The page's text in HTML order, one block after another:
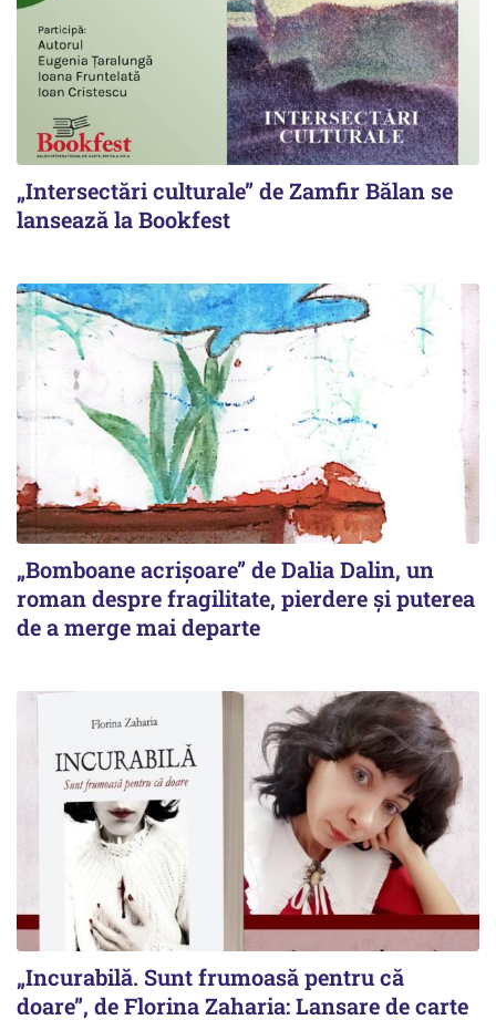
„Intersectări culturale” de Zamfir Bălan se
lansează la Bookfest
„Bomboane acrișoare” de Dalia Dalin, un
roman despre fragilitate, pierdere și puterea
de a merge mai departe
„Incurabilă. Sunt frumoasă pentru că
doare”, de Florina Zaharia: Lansare de carte